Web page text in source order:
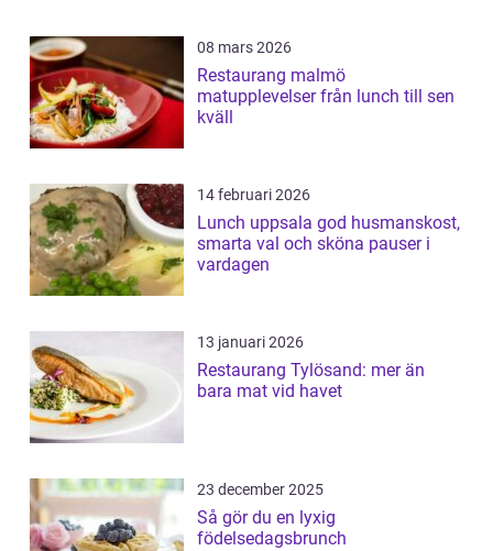
08 mars 2026
Restaurang malmö
matupplevelser från lunch till sen
kväll
14 februari 2026
Lunch uppsala god husmanskost,
smarta val och sköna pauser i
vardagen
13 januari 2026
Restaurang Tylösand: mer än
bara mat vid havet
23 december 2025
Så gör du en lyxig
födelsedagsbrunch